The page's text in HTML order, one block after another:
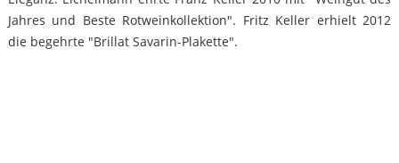
Jahres und Beste Rotweinkollektion". Fritz Keller erhielt 2012
die begehrte "Brillat Savarin-Plakette".